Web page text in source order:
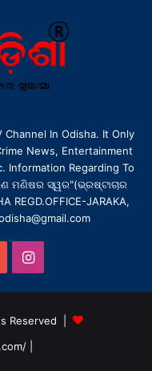
Channel In Odisha. It Only
News, Entertainment
Information Regarding To
ମଣିଷର ସ୍ୱର"(ଭ୍ରଷ୍ଟାଚାର
REGD.OFFICE-JARAKA,
Instagram
Reserved |